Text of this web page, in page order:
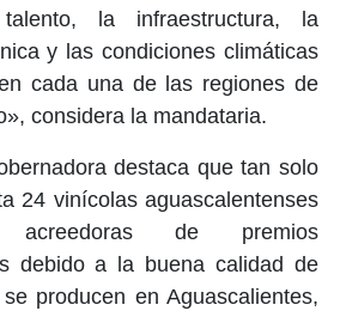
la infraestructura, la
y las condiciones climáticas
cada una de las regiones de
considera la mandataria.
destaca que tan solo
24 vinícolas aguascalentenses
de premios
debido a la buena calidad de
producen en Aguascalientes,